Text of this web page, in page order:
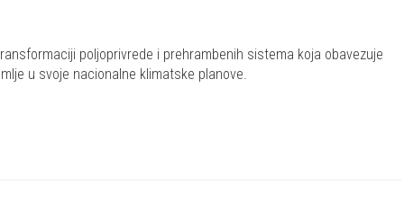
poljoprivrede i prehrambenih sistema koja obavezuje
u svoje nacionalne klimatske planove.